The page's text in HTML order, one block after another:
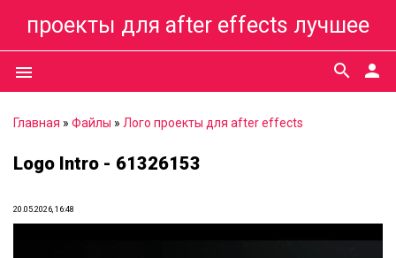
проекты для after effects лучшее
menu person
search
Главная » Файлы » Лого проекты для after effects
Logo Intro - 61326153
20.05.2026, 16:48